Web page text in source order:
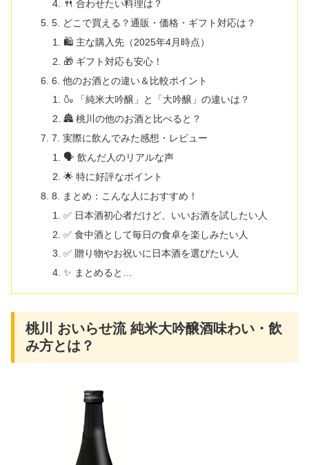
🍴 合わせたい料理は？
5. どこで買える？通販・価格・ギフト対応は？
🛍 主な購入先（2025年4月時点）
🎁 ギフト対応も安心！
6. 他のお酒との違い＆比較ポイント
🍶 「純米大吟醸」と「大吟醸」の違いは？
🏯 桃川の他のお酒と比べると？
7. 実際に飲んでみた感想・レビュー
🗣️ 飲んだ人のリアルな声
🌟 特に好評なポイント
8. まとめ：こんな人におすすめ！
✅ 日本酒初心者だけど、いいお酒を試したい人
✅ 食中酒として毎日の食卓を楽しみたい人
✅ 贈り物やお祝いに日本酒を選びたい人
✨ まとめると…
桃川 おいらせ流 純米大吟醸酒味わい・飲
み方とは？